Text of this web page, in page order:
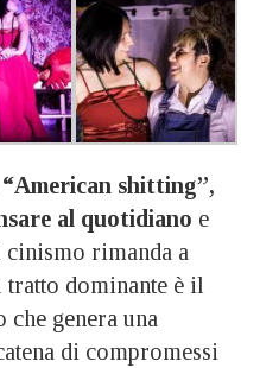
shitting”,
al quotidiano e
rimanda a
dominante è il
genera una
di compromessi